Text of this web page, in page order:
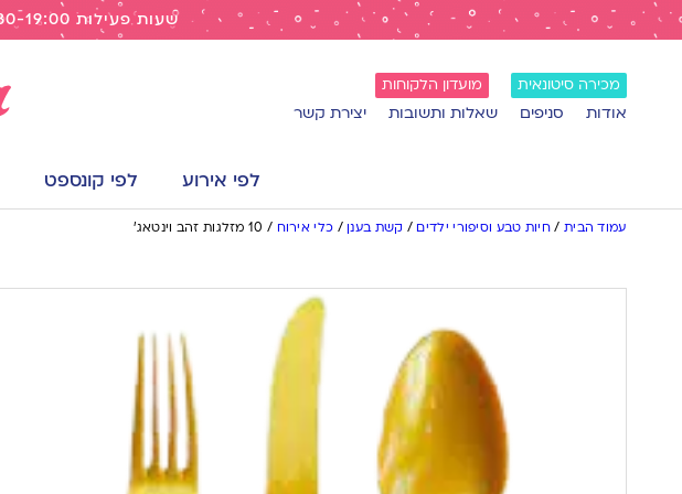
שעות פעילות 9:30-19:00 בחנות | משלוח חינם מעל 299 ש"ח
מכירה סיטונאית מועדון הלקוחות
אודות סניפים שאלות ותשובות יצירת קשר
לפי אירוע לפי קונספט
עמוד הבית / חיות טבע וסיפורי ילדים / קשת בענן / כלי אירוח / 10 מזלגות זהב וינטאג’